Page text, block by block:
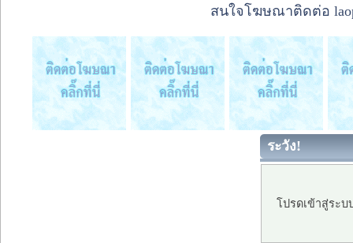
สนใจโฆษณาติดต่อ
ระวัง!
โปรดเข้าสู่ระ